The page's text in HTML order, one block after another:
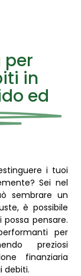
per
in
ed
i tuoi
Sei nel
sembrare un
è possibile
pensare.
per
preziosi
finanziaria
debiti.